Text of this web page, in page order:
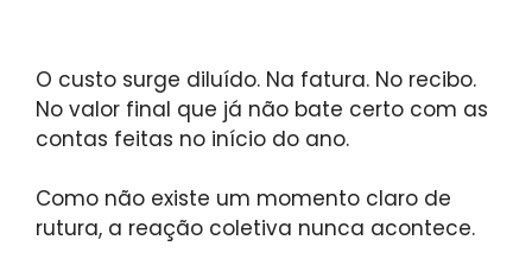
O custo surge diluído. Na fatura. No recibo.
No valor final que já não bate certo com as
contas feitas no início do ano.
Como não existe um momento claro de
rutura, a reação coletiva nunca acontece.